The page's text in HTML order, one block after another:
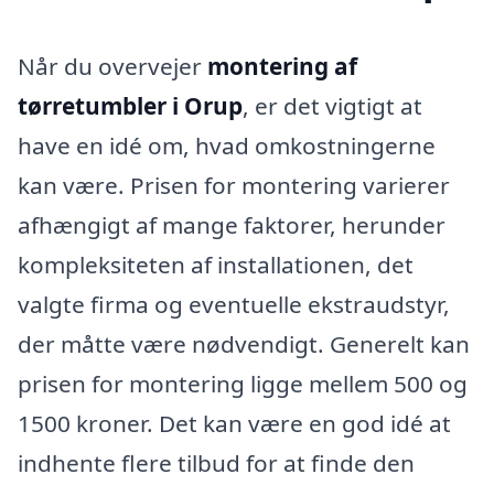
Når du overvejer montering af
tørretumbler i Orup, er det vigtigt at
have en idé om, hvad omkostningerne
kan være. Prisen for montering varierer
afhængigt af mange faktorer, herunder
kompleksiteten af installationen, det
valgte firma og eventuelle ekstraudstyr,
der måtte være nødvendigt. Generelt kan
prisen for montering ligge mellem 500 og
1500 kroner. Det kan være en god idé at
indhente flere tilbud for at finde den